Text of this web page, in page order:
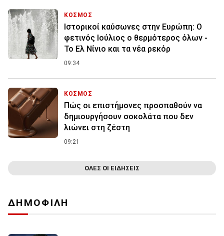
ΚΟΣΜΟΣ
Ιστορικοί καύσωνες στην Ευρώπη: Ο
φετινός Ιούλιος ο θερμότερος όλων -
Το Ελ Νίνιο και τα νέα ρεκόρ
09:34
ΚΟΣΜΟΣ
Πώς οι επιστήμονες προσπαθούν να
δημιουργήσουν σοκολάτα που δεν
λιώνει στη ζέστη
09:21
ΟΛΕΣ ΟΙ ΕΙΔΗΣΕΙΣ
ΔΗΜΟΦΙΛΗ